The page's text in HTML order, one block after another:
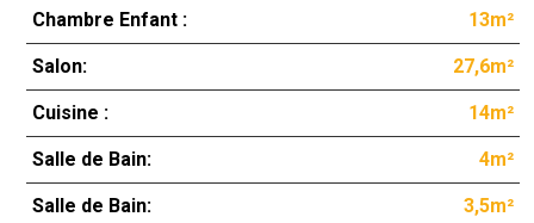
Chambre Enfant : 13m²
Salon: 27,6m²
Cuisine : 14m²
Salle de Bain: 4m²
Salle de Bain: 3,5m²